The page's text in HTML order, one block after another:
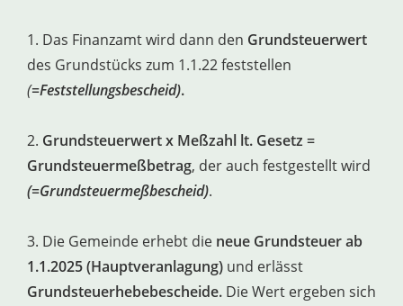
1. Das Finanzamt wird dann den Grundsteuerwert
des Grundstücks zum 1.1.22 feststellen
(=Feststellungsbescheid).
2. Grundsteuerwert x Meßzahl lt. Gesetz =
Grundsteuermeßbetrag, der auch festgestellt wird
(=Grundsteuermeßbescheid).
3. Die Gemeinde erhebt die neue Grundsteuer ab
1.1.2025 (Hauptveranlagung) und erlässt
Grundsteuerhebebescheide. Die Wert ergeben sich